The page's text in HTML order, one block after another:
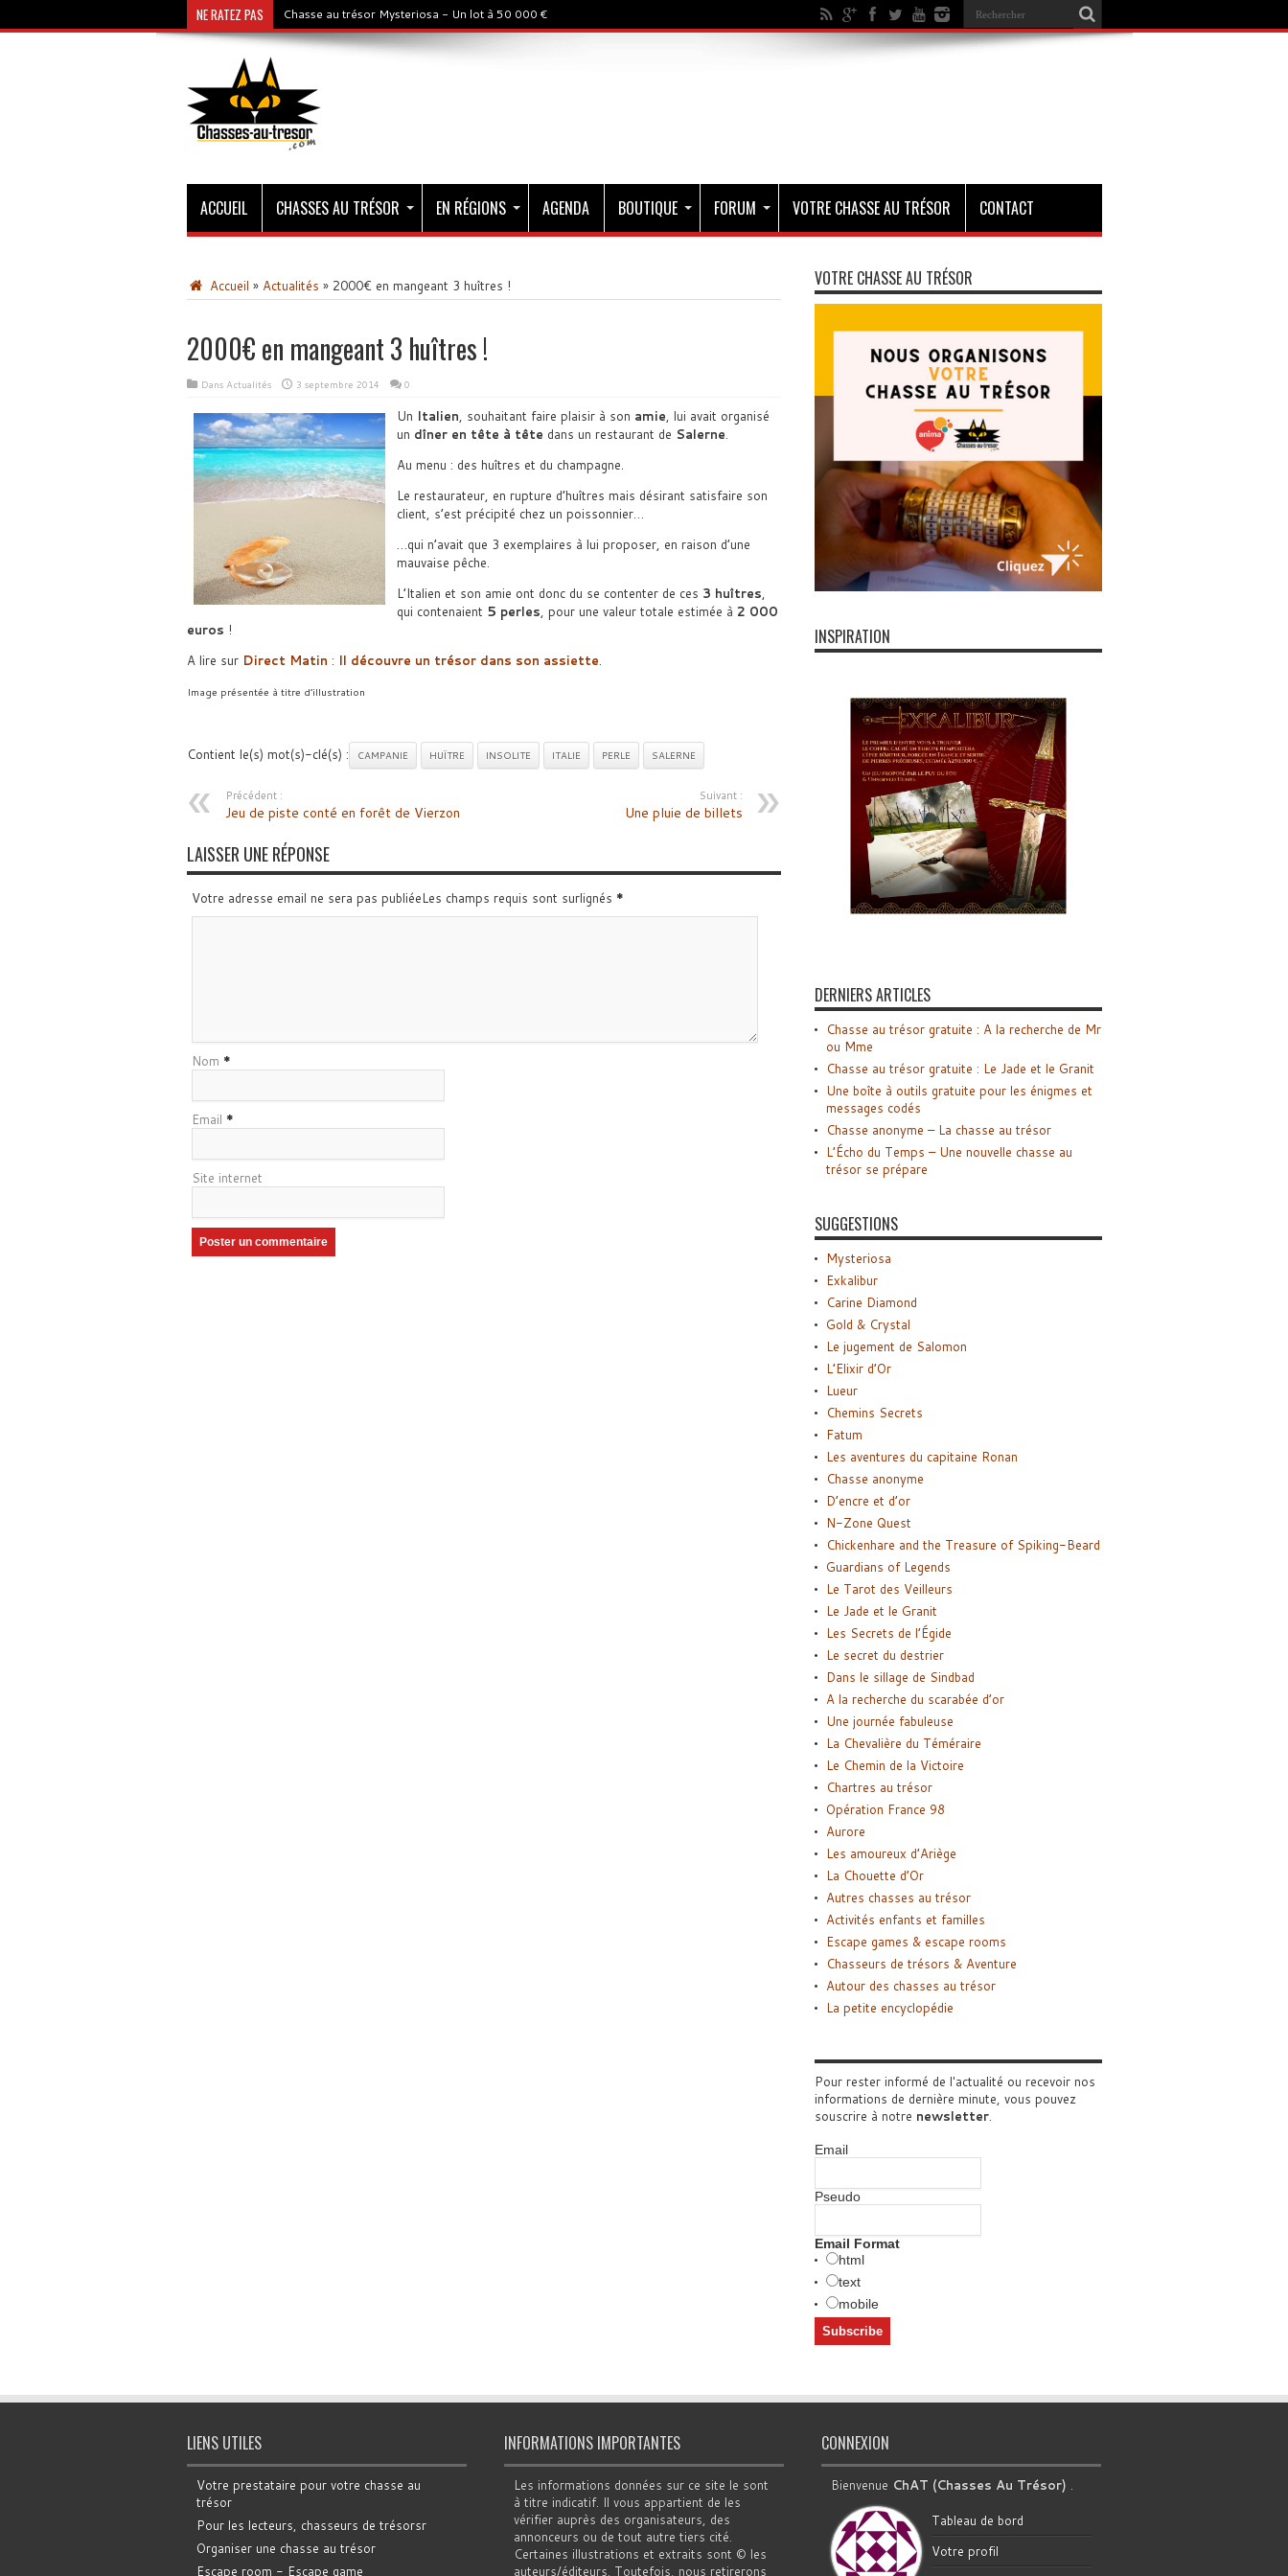
NE RATEZ PAS Chasse au trésor Mysteriosa - Un lot à 50 000 €
ACCUEIL CHASSES AU TRÉSOR EN RÉGIONS AGENDA BOUTIQUE FORUM VOTRE CHASSE AU TRÉSOR CONTACT
Accueil » Actualités » 2000€ en mangeant 3 huîtres !
2000€ en mangeant 3 huîtres !
Dans Actualités 3 septembre 2014 0
Un Italien, souhaitant faire plaisir à son amie, lui avait organisé
un dîner en tête à tête dans un restaurant de Salerne.
Au menu : des huîtres et du champagne.
Le restaurateur, en rupture d’huîtres mais désirant satisfaire son
client, s’est précipité chez un poissonnier…
…qui n’avait que 3 exemplaires à lui proposer, en raison d’une
mauvaise pêche.
L’Italien et son amie ont donc du se contenter de ces 3 huîtres,
qui contenaient 5 perles, pour une valeur totale estimée à 2 000
euros !
A lire sur Direct Matin : Il découvre un trésor dans son assiette.
Image présentée à titre d’illustration
Contient le(s) mot(s)-clé(s) : CAMPANIE HUÏTRE INSOLITE ITALIE PERLE SALERNE
Précédent :
Jeu de piste conté en forêt de Vierzon
Suivant :
Une pluie de billets
LAISSER UNE RÉPONSE
Votre adresse email ne sera pas publiéeLes champs requis sont surlignés *
Nom *
Email *
Site internet
VOTRE CHASSE AU TRÉSOR
INSPIRATION
DERNIERS ARTICLES
Chasse au trésor gratuite : A la recherche de Mr
ou Mme
Chasse au trésor gratuite : Le Jade et le Granit
Une boîte à outils gratuite pour les énigmes et
messages codés
Chasse anonyme – La chasse au trésor
L’Écho du Temps – Une nouvelle chasse au
trésor se prépare
SUGGESTIONS
Mysteriosa
Exkalibur
Carine Diamond
Gold & Crystal
Le jugement de Salomon
L’Elixir d’Or
Lueur
Chemins Secrets
Fatum
Les aventures du capitaine Ronan
Chasse anonyme
D’encre et d’or
N-Zone Quest
Chickenhare and the Treasure of Spiking-Beard
Guardians of Legends
Le Tarot des Veilleurs
Le Jade et le Granit
Les Secrets de l’Égide
Le secret du destrier
Dans le sillage de Sindbad
A la recherche du scarabée d’or
Une journée fabuleuse
La Chevalière du Téméraire
Le Chemin de la Victoire
Chartres au trésor
Opération France 98
Aurore
Les amoureux d’Ariège
La Chouette d’Or
Autres chasses au trésor
Activités enfants et familles
Escape games & escape rooms
Chasseurs de trésors & Aventure
Autour des chasses au trésor
La petite encyclopédie
Pour rester informé de l'actualité ou recevoir nos
informations de dernière minute, vous pouvez
souscrire à notre newsletter.
Email
Pseudo
Email Format
html
text
mobile
LIENS UTILES
Votre prestataire pour votre chasse au
trésor
Pour les lecteurs, chasseurs de trésorsr
Organiser une chasse au trésor
Escape room - Escape game
INFORMATIONS IMPORTANTES
Les informations données sur ce site le sont
à titre indicatif. Il vous appartient de les
vérifier auprès des organisateurs, des
annonceurs ou de tout autre tiers cité.
Certaines illustrations et extraits sont © les
auteurs/éditeurs. Toutefois, nous retirerons
CONNEXION
Bienvenue ChAT (Chasses Au Trésor) .
Tableau de bord
Votre profil